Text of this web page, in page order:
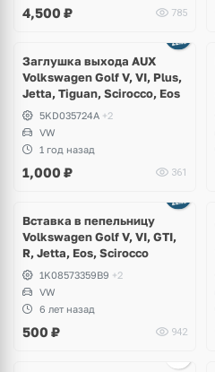
4,500 ₽ 785
Заглушка выхода AUX
Volkswagen Golf V, VI, Plus,
Jetta, Tiguan, Scirocco, Eos
5KD035724A +2
VW
1 год назад
1,000 ₽ 361
Вставка в пепельницу
Volkswagen Golf V, VI, GTI,
R, Jetta, Eos, Scirocco
1K08573359B9 +2
VW
6 лет назад
500 ₽ 942